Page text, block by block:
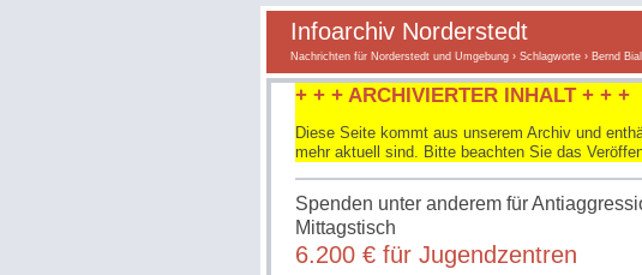
Infoarchiv Norderstedt
Nachrichten für Norderstedt und Umgebung › Schlagworte › Bernd
+ + + ARCHIVIERTER INHALT + + +
Diese Seite kommt aus unserem Archiv und
mehr aktuell sind. Bitte beachten Sie das
Spenden unter anderem für
Mittagstisch
6.200 € für Jugendzentren